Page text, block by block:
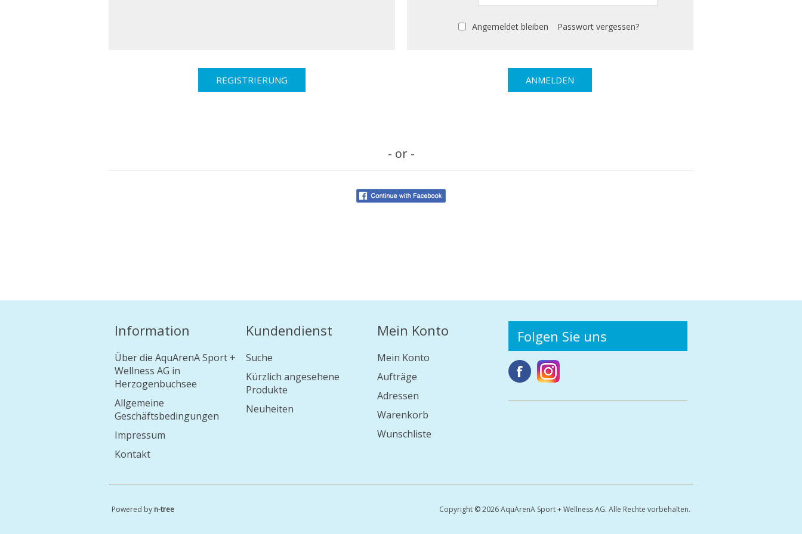
Angemeldet bleiben Passwort vergessen?
- or -
Information
Über die AquArenA Sport +
Wellness AG in
Herzogenbuchsee
Allgemeine
Geschäftsbedingungen
Impressum
Kontakt
Kundendienst
Suche
Kürzlich angesehene
Produkte
Neuheiten
Mein Konto
Mein Konto
Aufträge
Adressen
Warenkorb
Wunschliste
Folgen Sie uns
Copyright © 2026 AquArenA Sport + Wellness AG. Alle Rechte vorbehalten.
Powered by n-tree